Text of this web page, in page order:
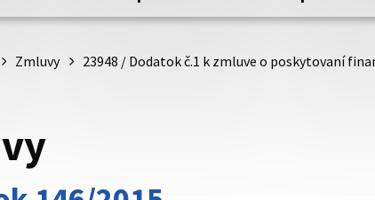
Zmluvy 23948 / Dodatok č.1 k zmluve o poskytovaní